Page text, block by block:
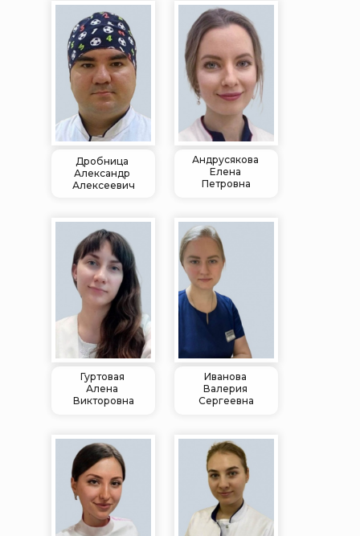
Дробница
Александр
Алексеевич
Андрусякова
Елена
Петровна
Гуртовая
Алена
Викторовна
Иванова
Валерия
Сергеевна